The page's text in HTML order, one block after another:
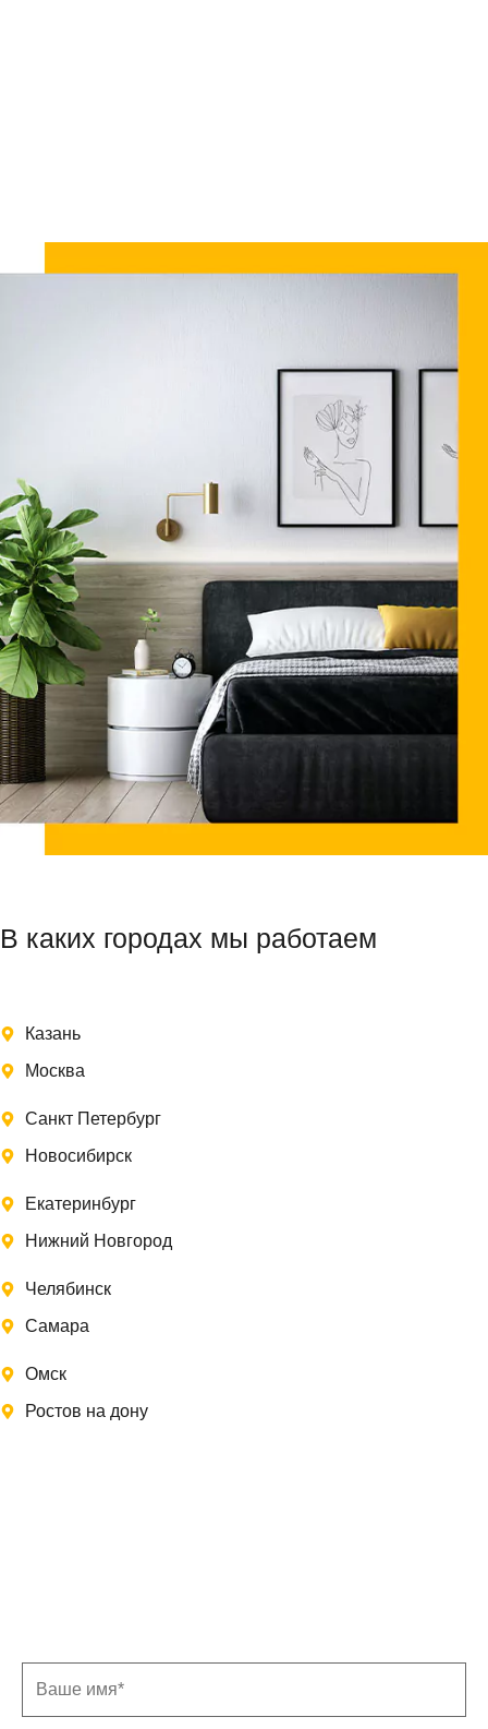
В каких городах мы работаем
Казань
Москва
Санкт Петербург
Новосибирск
Екатеринбург
Нижний Новгород
Челябинск
Самара
Омск
Ростов на дону